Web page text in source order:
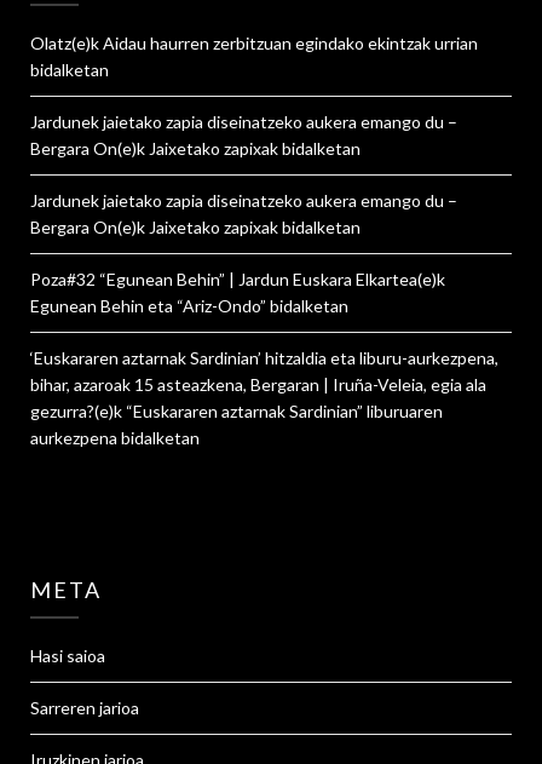
Olatz(e)kAidau haurren zerbitzuan egindako ekintzak urrian
bidalketan
Jardunek jaietako zapia diseinatzeko aukera emango du –
Bergara On(e)k Jaixetako zapixakbidalketan
Jardunek jaietako zapia diseinatzeko aukera emango du –
Bergara On(e)k Jaixetako zapixakbidalketan
Poza#32 “Egunean Behin” | Jardun Euskara Elkartea(e)k
Egunean Behin eta “Ariz-Ondo” bidalketan
‘Euskararen aztarnak Sardinian’ hitzaldia eta liburu-aurkezpena,
bihar, azaroak 15 asteazkena, Bergaran | Iruña-Veleia, egia ala
gezurra?(e)k “Euskararen aztarnak Sardinian” liburuaren
aurkezpena bidalketan
META
Hasi saioa
Sarreren jarioa
Iruzkinen jarioa